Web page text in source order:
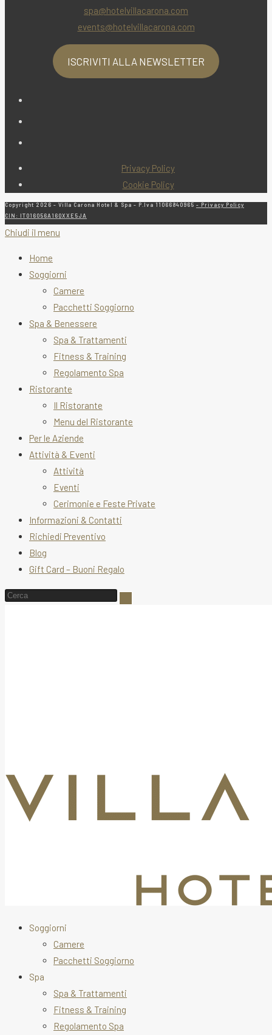
spa@hotelvillacarona.com
events@hotelvillacarona.com
ISCRIVITI ALLA NEWSLETTER
new
tab
a
new
tab
Privacy Policy
Cookie Policy
Copyright 2026 - Villa Carona Hotel & Spa - P.Iva 11066840965 - Privacy Policy
CIN: IT016056A16QXXE5JA
Chiudi il menu
Home
Soggiorni
Camere
Pacchetti Soggiorno
Spa & Benessere
Spa & Trattamenti
Fitness & Training
Regolamento Spa
Ristorante
Il Ristorante
Menu del Ristorante
Per le Aziende
Attività & Eventi
Attività
Eventi
Cerimonie e Feste Private
Informazioni & Contatti
Richiedi Preventivo
Blog
Gift Card – Buoni Regalo
Soggiorni
Camere
Pacchetti Soggiorno
Spa
Spa & Trattamenti
Fitness & Training
Regolamento Spa